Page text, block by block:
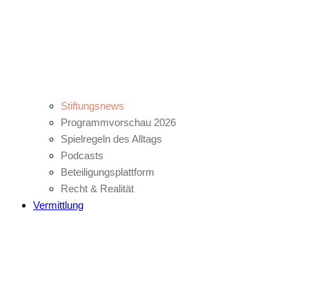
Stiftungsnews
Programmvorschau 2026
Spielregeln des Alltags
Podcasts
Beteiligungsplattform
Recht & Realität
Vermittlung